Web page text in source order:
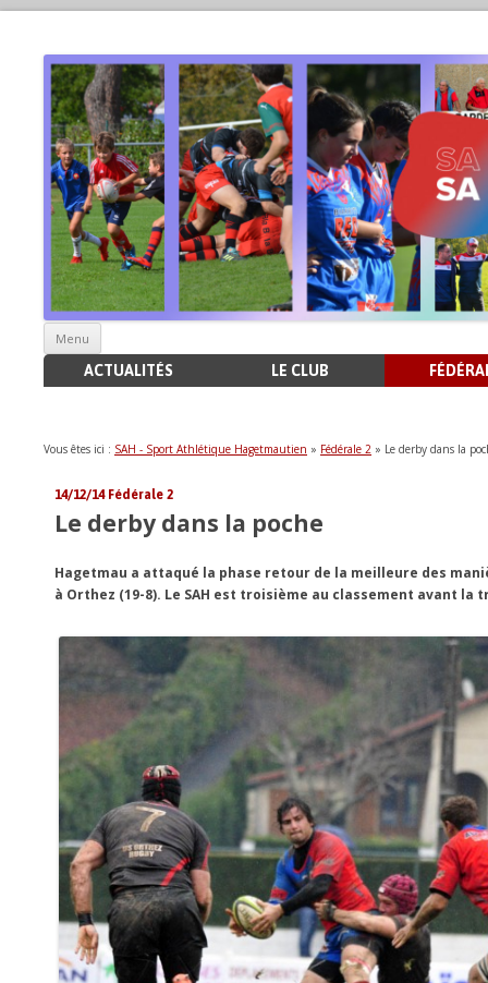
Menu
contenu
ACTUALITÉS LE CLUB
Vous êtes ici : SAH - Sport Athlétique Hagetmautien » Fédérale 2 » Le derby dans la
14/12/14 Fédérale 2
Le derby dans la poche
Hagetmau a attaqué la phase retour de la meilleure des
à Orthez (19-8). Le SAH est troisième au classement avant la